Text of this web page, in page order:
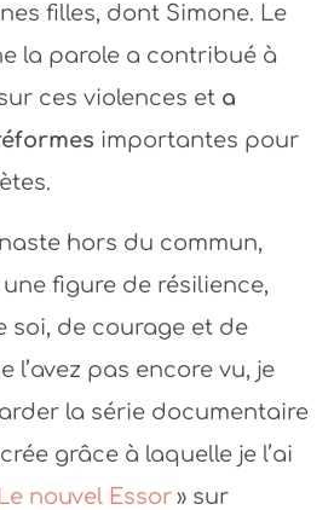
filles, dont Simone. Le
la parole a contribué à
ces violences et a
importantes pour
hors du commun,
figure de résilience,
soi, de courage et de
l’avez pas encore vu, je
la série documentaire
grâce à laquelle je l’ai
Le nouvel Essor » sur